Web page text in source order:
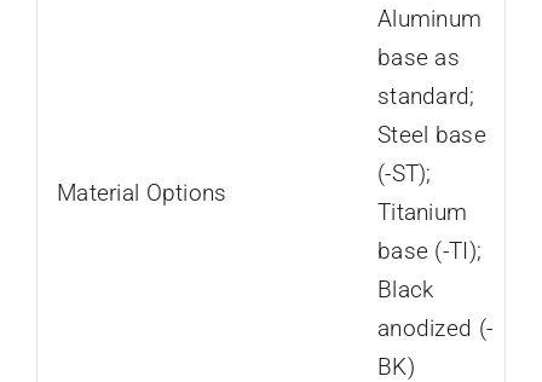
Material Options
Aluminum
base as
standard;
Steel base
(-ST);
Titanium
base (-TI);
Black
anodized (-
BK)